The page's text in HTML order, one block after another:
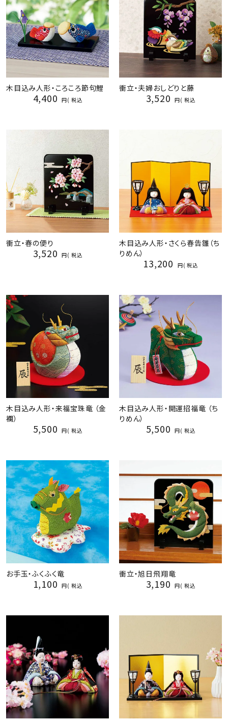
木目込み人形・ころころ節句鯉
4,400 税込
衝立・夫婦おしどりと藤
3,520 税込
衝立・春の便り
3,520 税込
木目込み人形・さくら春告雛（ち
りめん）
13,200 税込
木目込み人形・来福宝珠竜 （金
襴）
5,500 税込
木目込み人形・開運招福竜 （ち
りめん）
5,500 税込
お手玉・ふくふく竜
1,100 税込
衝立・旭日飛翔竜
3,190 税込